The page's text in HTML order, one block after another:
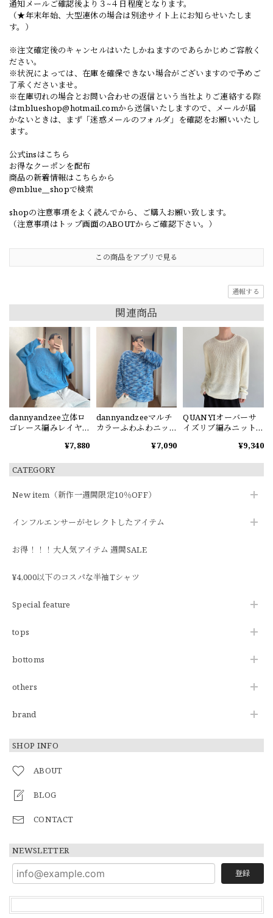
CATEGORY
New item（新作一週間限定10％OFF）
インフルエンサーがセレクトしたアイテム
お得！！！大人気アイテム 週間SALE
¥4,000以下のコスパな半袖Tシャツ
Special feature
tops
bottoms
others
brand
SHOP INFO
ABOUT
BLOG
CONTACT
NEWSLETTER
登録
通知メールご確認後より３~４日程度となります。
（★年末年始、大型連休の場合は別途サイト上にお知らせいたしま
す。）
※注文確定後のキャンセルはいたしかねますのであらかじめご容赦く
ださい。
※状況によっては、在庫を確保できない場合がございますので予めご
了承くださいませ。
※在庫切れの場合とお問い合わせの返信という当社よりご連絡する際
はmblueshop@hotmail.comから送信いたしますので、メールが届
かないときは、まず「迷惑メールのフォルダ」を確認をお願いいたし
ます。
公式insはこちら
お得なクーポンを配布
商品の新着情報はこちらから
@mblue__shopで検索
shopの注意事項をよく読んでから、ご購入お願い致します。
（注意事項はトップ画面のABOUTからご確認下さい。）
この商品をアプリで見る
通報する
関連商品
dannyandzee立体ロ
ゴレース編みレイヤ
¥7,880
dannyandzeeマルチ
カラーふわふわニッ
¥7,090
QUANYIオーバーサ
イズリブ編みニット
¥9,340